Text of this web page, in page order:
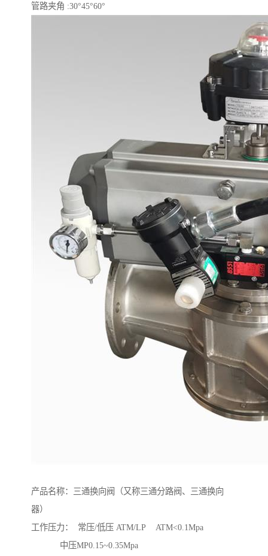
管路夹角 :30°45°60°
产品名称：三通换向阀（又称三通分路阀、三通换向
器）
工作压力： 常压/低压 ATM/LP ATM<0.1Mpa
中压MP0.15~0.35Mpa